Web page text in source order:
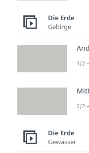
über
Die Erde
Gebirge
1/2
2/2
Die Erde
Gewässer